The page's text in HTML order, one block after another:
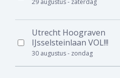
29 augustus - zaterdag
Utrecht Hoograven
IJsselsteinlaan VOL!!!
30 augustus - zondag